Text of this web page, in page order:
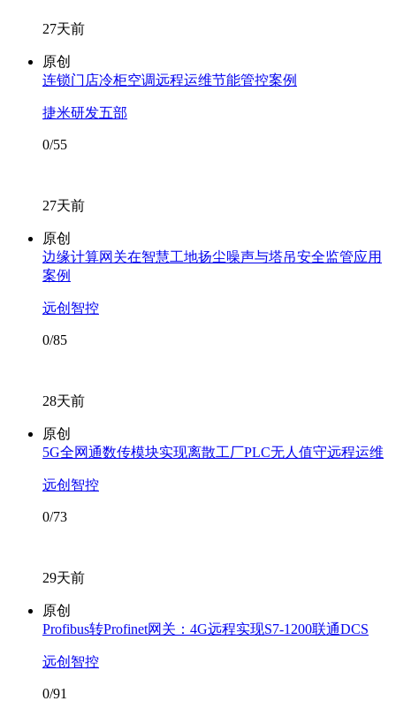
27天前
原创
连锁门店冷柜空调远程运维节能管控案例
捷米研发五部
0/55
27天前
原创
边缘计算网关在智慧工地扬尘噪声与塔吊安全监管应用
案例
远创智控
0/85
28天前
原创
5G全网通数传模块实现离散工厂PLC无人值守远程运维
远创智控
0/73
29天前
原创
Profibus转Profinet网关：4G远程实现S7-1200联通DCS
远创智控
0/91